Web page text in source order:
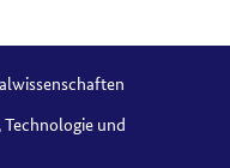
und